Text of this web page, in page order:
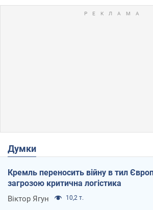
Думки
Кремль переносить війну в тил
загрозою критична логістика
Віктор Ягун 10,2 т.